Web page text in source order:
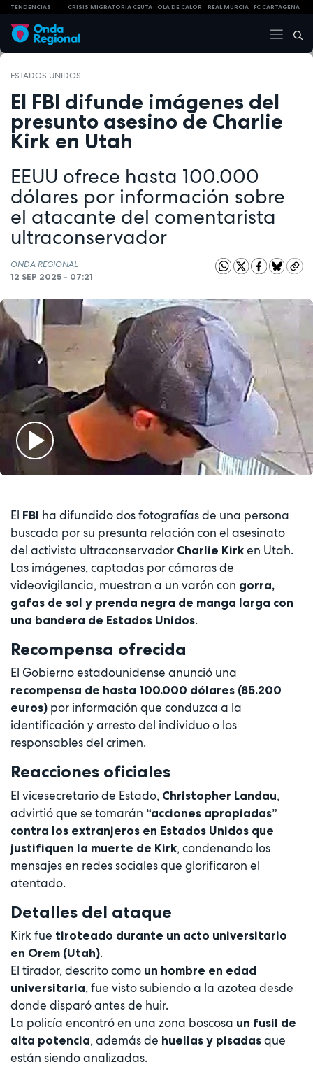
TENDENCIAS CRISIS MIGRATORIA CEUTA OLA DE CALOR REAL MURCIA FC CARTAGENA
ESTADOS UNIDOS
El FBI difunde imágenes del
presunto asesino de Charlie
Kirk en Utah
EEUU ofrece hasta 100.000
dólares por información sobre
el atacante del comentarista
ultraconservador
ONDA REGIONAL
12 SEP 2025 - 07:21
Play
El FBI ha difundido dos fotografías de una persona
buscada por su presunta relación con el asesinato
del activista ultraconservador Charlie Kirk en Utah.
Las imágenes, captadas por cámaras de
videovigilancia, muestran a un varón con gorra,
gafas de sol y prenda negra de manga larga con
una bandera de Estados Unidos.
Recompensa ofrecida
El Gobierno estadounidense anunció una
recompensa de hasta 100.000 dólares (85.200
euros) por información que conduzca a la
identificación y arresto del individuo o los
responsables del crimen.
Reacciones oficiales
El vicesecretario de Estado, Christopher Landau,
advirtió que se tomarán “acciones apropiadas”
contra los extranjeros en Estados Unidos que
justifiquen la muerte de Kirk, condenando los
mensajes en redes sociales que glorificaron el
atentado.
Detalles del ataque
Kirk fue tiroteado durante un acto universitario
en Orem (Utah).
El tirador, descrito como un hombre en edad
universitaria, fue visto subiendo a la azotea desde
donde disparó antes de huir.
La policía encontró en una zona boscosa un fusil de
alta potencia, además de huellas y pisadas que
están siendo analizadas.